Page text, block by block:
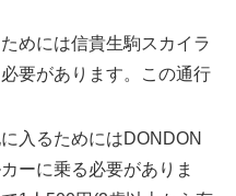
めには信貴生駒スカイラ
要があります。この通行
入るためにはDONDON
ーに乗る必要がありま